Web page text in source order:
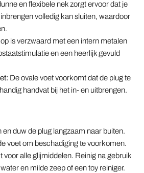
en flexibele nek zorgt ervoor dat je
volledig kan sluiten, waardoor
is verzwaard met een intern metalen
en een heerlijk gevuld
De ovale voet voorkomt dat de plug te
handvat bij het in- en uitbrengen.
en duw de plug langzaam naar buiten.
voet om beschadiging te voorkomen.
voor alle glijmiddelen. Reinig na gebruik
en milde zeep of een toy reiniger.